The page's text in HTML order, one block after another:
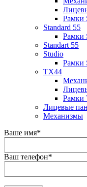
Рамки
Standard 55
Рамки
Standart 55
Studio
Рамки
TX44
Рамки
Лицевые
Механизмы
Ваше имя*
Ваш телефон*